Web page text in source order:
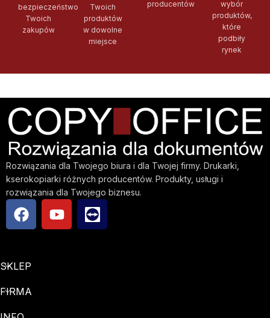
bezpieczeństwo
Twoich
zakupów
Twoich
produktów
w dowolne
miejsce
producentów
wybór
produktów,
które
podbiły
rynek
Rozwiązania dla Twojego biura i dla Twojej firmy. Drukarki,
kserokopiarki różnych producentów. Produkty, usługi i
rozwiązania dla Twojego biznesu.
SKLEP
FIRMA